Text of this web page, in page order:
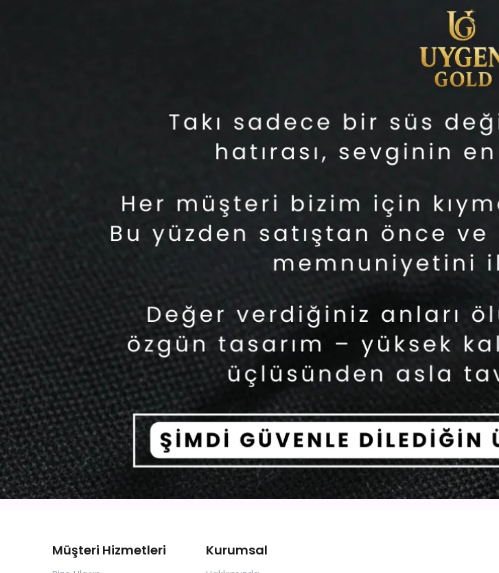
Müşteri Hizmetleri Kurumsal